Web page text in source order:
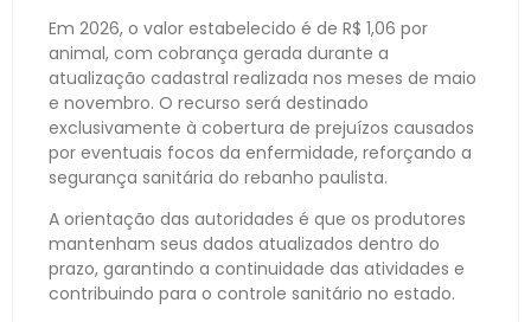
Em 2026, o valor estabelecido é de R$ 1,06 por
animal, com cobrança gerada durante a
atualização cadastral realizada nos meses de maio
e novembro. O recurso será destinado
exclusivamente à cobertura de prejuízos causados
por eventuais focos da enfermidade, reforçando a
segurança sanitária do rebanho paulista.
A orientação das autoridades é que os produtores
mantenham seus dados atualizados dentro do
prazo, garantindo a continuidade das atividades e
contribuindo para o controle sanitário no estado.